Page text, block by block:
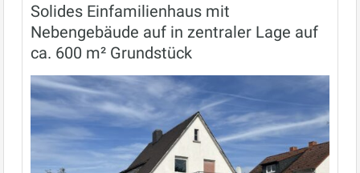
Solides Einfamilienhaus mit
Nebengebäude auf in zentraler Lage auf
ca. 600 m² Grundstück